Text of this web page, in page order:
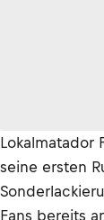
Lokalmatador
seine ersten
Fans bereits